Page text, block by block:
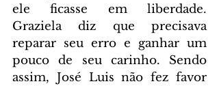
ele ficasse em liberdade.
Graziela diz que precisava
reparar seu erro e ganhar um
pouco de seu carinho. Sendo
assim, José Luis não fez favor